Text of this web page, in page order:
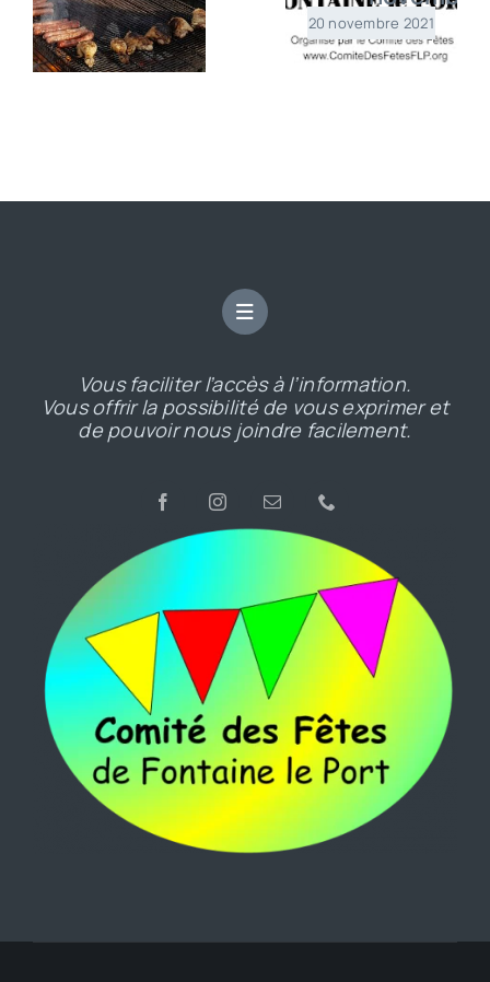
20 novembre 2021
Vous faciliter l’accès à l’information.
Vous offrir la possibilité de vous exprimer et
de pouvoir nous joindre facilement.